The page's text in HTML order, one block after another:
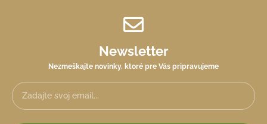
Newsletter
Nezmeškajte novinky, ktoré pre Vás pripravujeme